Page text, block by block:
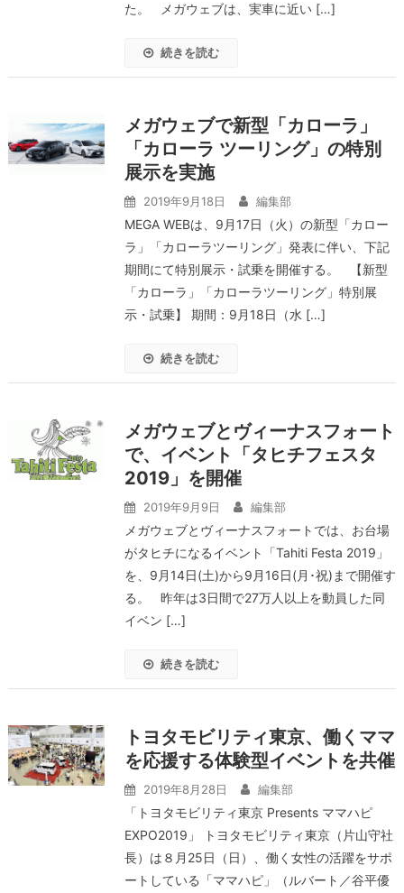
た。 メガウェブは、実車に近い […]
続きを読む
メガウェブで新型「カローラ」
「カローラ ツーリング」の特別
展示を実施
2019年9月18日 編集部
MEGA WEBは、9月17日（火）の新型「カロー
ラ」「カローラツーリング」発表に伴い、下記
期間にて特別展示・試乗を開催する。 【新型
「カローラ」「カローラツーリング」特別展
示・試乗】 期間：9月18日（水 […]
続きを読む
メガウェブとヴィーナスフォート
で、イベント「タヒチフェスタ
2019」を開催
2019年9月9日 編集部
メガウェブとヴィーナスフォートでは、お台場
がタヒチになるイベント「Tahiti Festa 2019」
を、9月14日(土)から9月16日(月･祝)まで開催す
る。 昨年は3日間で27万人以上を動員した同
イベン […]
続きを読む
トヨタモビリティ東京、働くママ
を応援する体験型イベントを共催
2019年8月28日 編集部
「トヨタモビリティ東京 Presents ママハピ
EXPO2019」 トヨタモビリティ東京（片山守社
長）は８月25日（日）、働く女性の活躍をサポ
ートしている「ママハピ」（ルバート／谷平優